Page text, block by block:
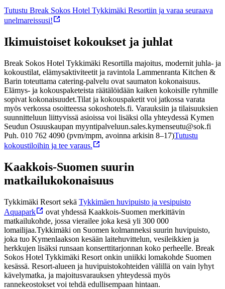
Tutustu Break Sokos Hotel Tykkimäki Resortiin ja varaa seuraava
unelmareissusi!
Ikimuistoiset kokoukset ja juhlat
Break Sokos Hotel Tykkimäki Resortilla majoitus, modernit juhla- ja
kokoustilat, elämysaktiviteetit ja ravintola Lammenranta Kitchen &
Barin toteuttama catering-palvelu ovat saumaton kokonaisuus.
Elämys- ja kokouspaketeista räätälöidään kaiken kokoisille ryhmille
sopivat kokonaisuudet.Tilat ja kokouspaketit voi jatkossa varata
myös verkossa osoitteessa sokoshotels.fi. Varauksiin ja tilaisuuksien
suunnitteluun liittyvissä asioissa voi lisäksi olla yhteydessä Kymen
Seudun Osuuskaupan myyntipalveluun.sales.kymenseutu@sok.fi
Puh. 010 762 4090 (pvm/mpm, avoinna arkisin 8–17)Tutustu
kokoustiloihin ja tee varaus.
Kaakkois-Suomen suurin
matkailukokonaisuus
Tykkimäki Resort sekä Tykkimäen huvipuisto ja vesipuisto
Aquapark
ovat yhdessä Kaakkois-Suomen merkittävin
matkailukohde, jossa vierailee joka kesä yli 300 000
lomailijaa.Tykkimäki on Suomen kolmanneksi suurin huvipuisto,
joka tuo Kymenlaakson kesään laitehuvittelun, vesileikkien ja
herkkujen lisäksi runsaan konserttitarjonnan koko perheelle. Break
Sokos Hotel Tykkimäki Resort onkin uniikki lomakohde Suomen
kesässä. Resort-alueen ja huvipuistokohteiden välillä on vain lyhyt
kävelymatka, ja majoitusvarauksen yhteydessä myös
rannekeostokset voi tehdä edullisempaan hintaan.